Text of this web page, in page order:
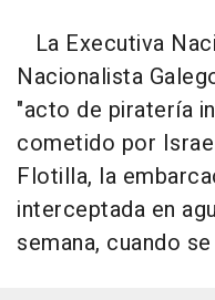
La Executiva
Nacionalista
"acto de piratería
cometido por
Flotilla, la
interceptada en
semana, cuando